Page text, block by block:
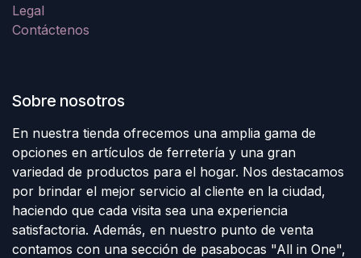
Legal
Contáctenos
Sobre nosotros
En nuestra tienda ofrecemos una amplia gama de
opciones en artículos de ferretería y una gran
variedad de productos para el hogar. Nos destacamos
por brindar el mejor servicio al cliente en la ciudad,
haciendo que cada visita sea una experiencia
satisfactoria. Además, en nuestro punto de venta
contamos con una sección de pasabocas "All in One",